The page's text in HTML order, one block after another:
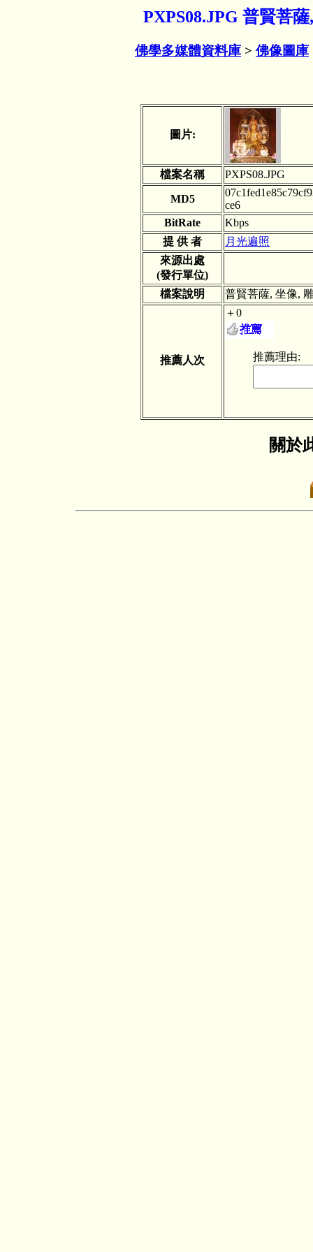
PXPS08.JPG 普賢菩
佛學多媒體資料庫 > 佛像圖庫
圖片:
檔案名稱 PXPS08.JPG
MD5
ce6
BitRate
Kbps
提 供 者
月光遍照
來源出處
(發行單位)
檔案說明
普賢菩薩, 坐像,
推薦人次
＋0
推薦理由:
關於